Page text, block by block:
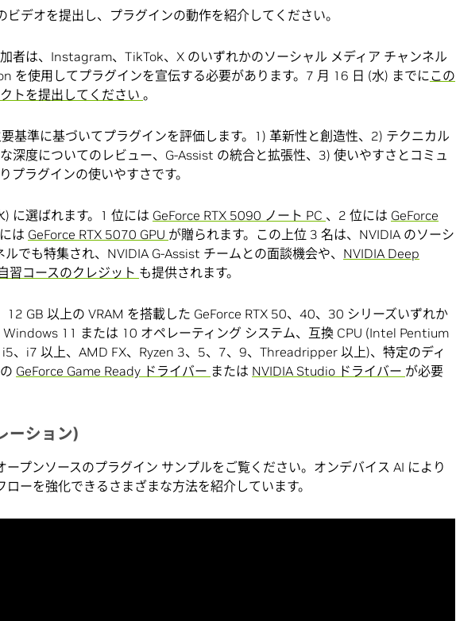
デオを提出し、プラグインの動作を紹介してください。
者は、Instagram、TikTok、X のいずれかのソーシャル メディア チャンネル
を使用してプラグインを宣伝する必要があります。7 月 16 日 (水) までにこの
トを提出してください 。
基準に基づいてプラグインを評価します。1) 革新性と創造性、2) テクニカル
深度についてのレビュー、G-Assist の統合と拡張性、3) 使いやすさとコミュ
プラグインの使いやすさです。
に選ばれます。1 位には GeForce RTX 5090 ノート PC 、2 位には GeForce
は GeForce RTX 5070 GPU が贈られます。この上位 3 名は、NVIDIA のソーシ
でも特集され、NVIDIA G-Assist チームとの面談機会や、 NVIDIA Deep
コースのクレジット も提供されます。
12 GB 以上の VRAM を搭載した GeForce RTX 50、40、30 シリーズいずれか
Windows 11 または 10 オペレーティング システム、互換 CPU (Intel Pentium
、i7 以上、AMD FX、Ryzen 3、5、7、9、Threadripper 以上)、特定のディ
GeForce Game Ready ドライバー または NVIDIA Studio ドライバー が必要
ーション)
プンソースのプラグイン サンプルをご覧ください。オンデバイス AI により
ローを強化できるさまざまな方法を紹介しています。